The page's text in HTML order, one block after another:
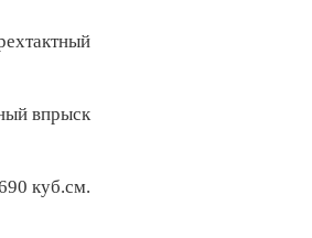
впрыск
куб.см.